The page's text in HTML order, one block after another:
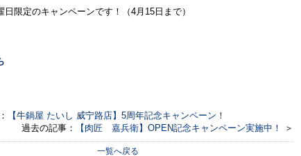
日限定のキャンペーンです！（4月15日まで）
【牛鍋屋 たいし 威宁路店】5周年記念キャンペーン！
過去の記事：
【肉匠 嘉兵衛】OPEN記念キャンペーン実施中！ ＞
一覧へ戻る